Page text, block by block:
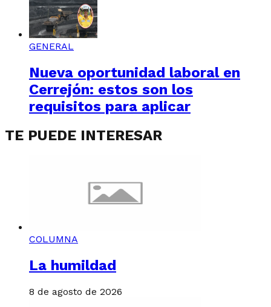
GENERAL
Nueva oportunidad laboral en
Cerrejón: estos son los
requisitos para aplicar
TE PUEDE INTERESAR
COLUMNA
La humildad
8 de agosto de 2026